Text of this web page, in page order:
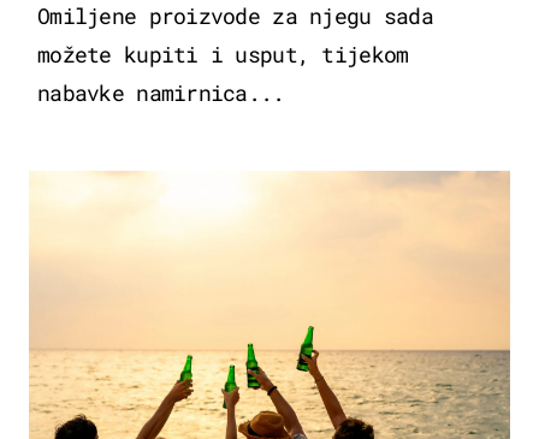
Omiljene proizvode za njegu sada
možete kupiti i usput, tijekom
nabavke namirnica...